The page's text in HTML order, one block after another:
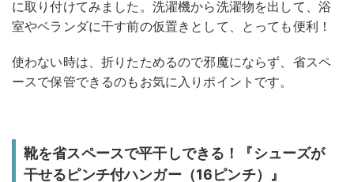
に取り付けてみました。洗濯機から洗濯物を出して、浴
室やベランダに干す前の仮置きとして、とっても便利！
使わない時は、折りたためるので邪魔にならず、省スペ
ースで保管できるのもお気に入りポイントです。
靴を省スペースで平干しできる！『シューズが
干せるピンチ付ハンガー（16ピンチ）』